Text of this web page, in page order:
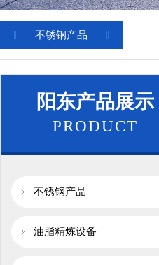
不锈钢产品
阳东产品展示
PRODUCT
不锈钢产品
油脂精炼设备